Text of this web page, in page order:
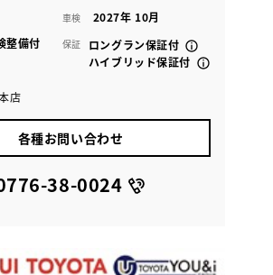
車検 2027年 10月
整備付 保証
ロングラン保証付
ハイブリッド保証付
店
各種お問い合わせ
38-0024